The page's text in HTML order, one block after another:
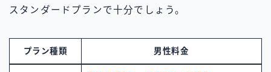
スタンダードプランで十分でしょう。
プラン種類 男性料金